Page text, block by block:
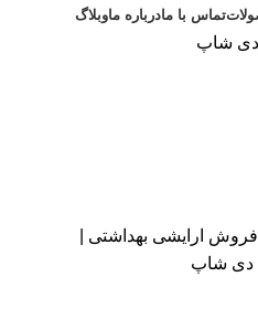
تماس با مادرباره ماوبلاگ